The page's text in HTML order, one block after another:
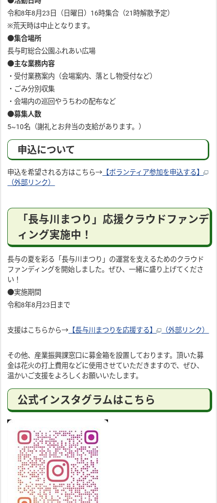
令和8年8月23日（日曜日）16時集合（21時解散予定）
※荒天時は中止となります。
●集合場所
長与町総合公園ふれあい広場
●主な業務内容
・受付業務案内（会場案内、落とし物受付など）
・ごみ分別収集
・会場内の巡回やうちわの配布など
●募集人数
5~10名（謝礼とお弁当の支給があります。）
申込について
申込を希望される方はこちら→ 【ボランティア参加を申込する】
（外部リンク）
「長与川まつり」応援クラウドファンデ
ィング実施中！
長与の夏を彩る「長与川まつり」の運営を支えるためのクラウド
ファンディングを開始しました。ぜひ、一緒に盛り上げてくださ
い！
●実施期間
令和8年8月23日まで
支援はこちらから→ 【長与川まつりを応援する】 （外部リンク）
その他、産業振興課窓口に募金箱を設置しております。頂いた募
金は花火の打上費用などに使用させていただきますので、ぜひ、
温かいご支援をよろしくお願いいたします。
公式インスタグラムはこちら